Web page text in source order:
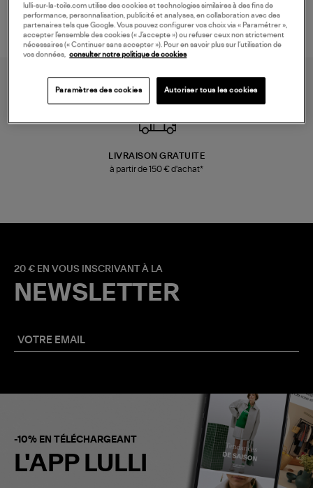
LIVRAISON GRATUITE
à partir de 150 € d'achat*
20 € EN VOUS INSCRIVANT À LA
NEWSLETTER
-10% EN TÉLÉCHARGEANT
L'APP LULLI
lulli-sur-la-toile.com utilise des cookies et technologies similaires à des fins de
performance, personnalisation, publicité et analyses, en collaboration avec des
partenaires tels que Google. Vous pouvez configurer vos choix via « Paramétrer »,
accepter l’ensemble des cookies (« J’accepte ») ou refuser ceux non strictement
nécessaires (« Continuer sans accepter »). Pour en savoir plus sur l’utilisation de
vos données, consulter notre politique de cookies
Paramètres des cookies Autoriser tous les cookies